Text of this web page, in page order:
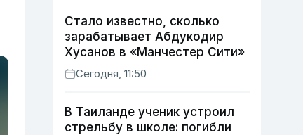
Стало известно, сколько
зарабатывает Абдукодир
Хусанов в «Манчестер Сити»
Сегодня, 11:50
В Таиланде ученик устроил
стрельбу в школе: погибли